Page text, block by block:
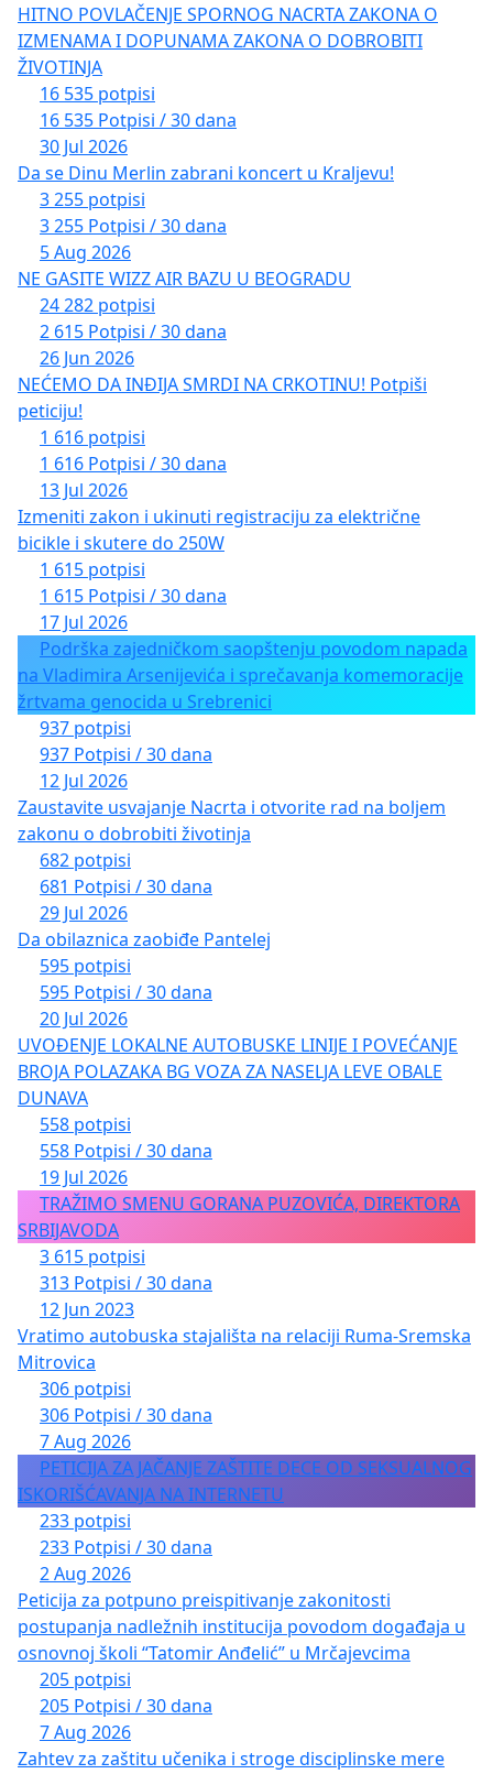
HITNO POVLAČENJE SPORNOG NACRTA ZAKONA O
IZMENAMA I DOPUNAMA ZAKONA O DOBROBITI
ŽIVOTINJA
16 535 potpisi
16 535 Potpisi / 30 dana
30 Jul 2026
Da se Dinu Merlin zabrani koncert u Kraljevu!
3 255 potpisi
3 255 Potpisi / 30 dana
5 Aug 2026
NE GASITE WIZZ AIR BAZU U BEOGRADU
24 282 potpisi
2 615 Potpisi / 30 dana
26 Jun 2026
NEĆEMO DA INĐIJA SMRDI NA CRKOTINU! Potpiši
peticiju!
1 616 potpisi
1 616 Potpisi / 30 dana
13 Jul 2026
Izmeniti zakon i ukinuti registraciju za električne
bicikle i skutere do 250W
1 615 potpisi
1 615 Potpisi / 30 dana
17 Jul 2026
Podrška zajedničkom saopštenju povodom napada
na Vladimira Arsenijevića i sprečavanja komemoracije
žrtvama genocida u Srebrenici
937 potpisi
937 Potpisi / 30 dana
12 Jul 2026
Zaustavite usvajanje Nacrta i otvorite rad na boljem
zakonu o dobrobiti životinja
682 potpisi
681 Potpisi / 30 dana
29 Jul 2026
Da obilaznica zaobiđe Pantelej
595 potpisi
595 Potpisi / 30 dana
20 Jul 2026
UVOĐENJE LOKALNE AUTOBUSKE LINIJE I POVEĆANJE
BROJA POLAZAKA BG VOZA ZA NASELJA LEVE OBALE
DUNAVA
558 potpisi
558 Potpisi / 30 dana
19 Jul 2026
TRAŽIMO SMENU GORANA PUZOVIĆA, DIREKTORA
SRBIJAVODA
3 615 potpisi
313 Potpisi / 30 dana
12 Jun 2023
Vratimo autobuska stajališta na relaciji Ruma-Sremska
Mitrovica
306 potpisi
306 Potpisi / 30 dana
7 Aug 2026
PETICIJA ZA JAČANJE ZAŠTITE DECE OD SEKSUALNOG
ISKORIŠĆAVANJA NA INTERNETU
233 potpisi
233 Potpisi / 30 dana
2 Aug 2026
Peticija za potpuno preispitivanje zakonitosti
postupanja nadležnih institucija povodom događaja u
osnovnoj školi “Tatomir Anđelić” u Mrčajevcima
205 potpisi
205 Potpisi / 30 dana
7 Aug 2026
Zahtev za zaštitu učenika i stroge disciplinske mere